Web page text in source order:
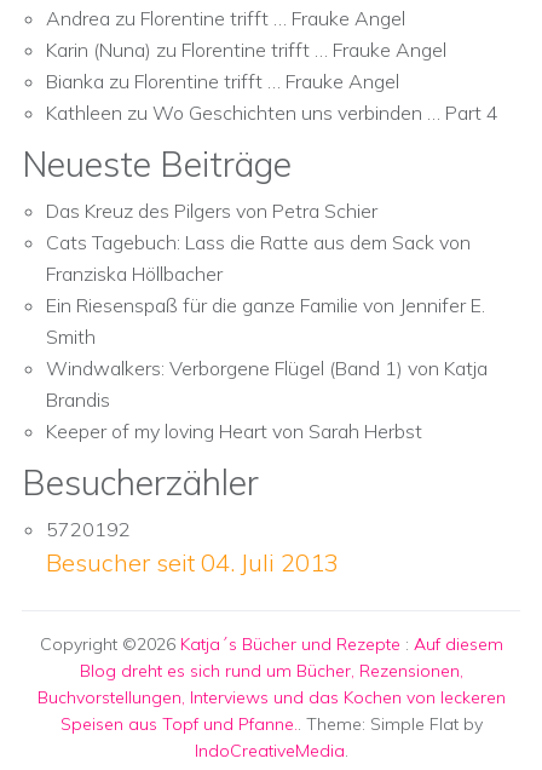
Andrea zu Florentine trifft … Frauke Angel
Karin (Nuna) zu Florentine trifft … Frauke Angel
Bianka zu Florentine trifft … Frauke Angel
Kathleen zu Wo Geschichten uns verbinden … Part 4
Neueste Beiträge
Das Kreuz des Pilgers von Petra Schier
Cats Tagebuch: Lass die Ratte aus dem Sack von
Franziska Höllbacher
Ein Riesenspaß für die ganze Familie von Jennifer E.
Smith
Windwalkers: Verborgene Flügel (Band 1) von Katja
Brandis
Keeper of my loving Heart von Sarah Herbst
Besucherzähler
5720192
Besucher seit 04. Juli 2013
Copyright ©2026 Katja´s Bücher und Rezepte : Auf diesem
Blog dreht es sich rund um Bücher, Rezensionen,
Buchvorstellungen, Interviews und das Kochen von leckeren
Speisen aus Topf und Pfanne.. Theme: Simple Flat by
IndoCreativeMedia.